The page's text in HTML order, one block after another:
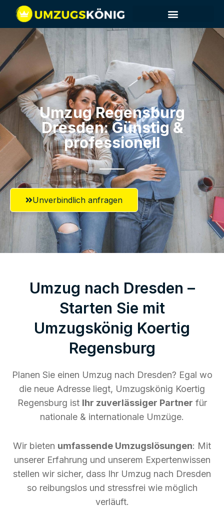
Umzug Regensburg​
Dresden: Günstig &
professionell​
Unverbindlich anfragen
Umzug nach Dresden –
Starten Sie mit
Umzugskönig Koertig
Regensburg
Planen Sie einen Umzug nach Dresden? Egal wo
die neue Adresse liegt, Umzugskönig Koertig
Regensburg ist Ihr zuverlässiger Partner für
nationale & internationale Umzüge.
Wir bieten umfassende Umzugslösungen: Mit
unserer Erfahrung und unserem Expertenwissen
stellen wir sicher, dass Ihr Umzug nach Dresden
so reibungslos und stressfrei wie möglich
verläuft.